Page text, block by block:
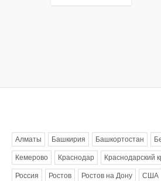
Алматы Башкирия Башкортостан
Кемерово Краснодар Краснодарский
Россия Ростов Ростов на Дону США